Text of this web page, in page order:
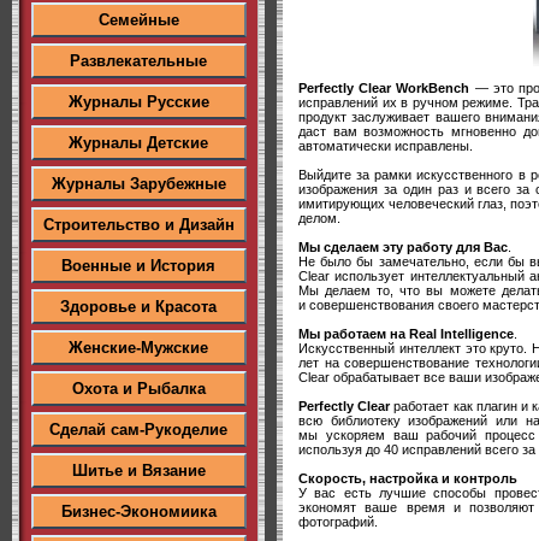
Семейные
Развлекательные
Журналы Русские
Журналы Детские
Журналы Зарубежные
Строительство и Дизайн
Военные и История
Здоровье и Красота
Женские-Мужские
Охота и Рыбалка
Сделай сам-Рукоделие
Шитье и Вязание
Бизнес-Экономиика
Perfectly Clear WorkBench — это
исправлений их в ручном режиме.
продукт заслуживает вашего
даст вам возможность мгновенно
автоматически исправлены.
Выйдите за рамки искусственного в
изображения за один раз и всего за
имитирующих человеческий глаз,
делом.
Мы сделаем эту работу для Вас
Не было бы замечательно, если бы
Clear использует интеллектуальный
Мы делаем то, что вы можете
и совершенствования своего
Мы работаем на Real Intelligence
Искусственный интеллект это
лет на совершенствование
Clear обрабатывает все ваши
Perfectly Clearработает как плагин и
всю библиотеку изображений или
мы ускоряем ваш рабочий процесс
используя до 40 исправлений всего
Скорость, настройка и контроль
У вас есть лучшие способы
экономят ваше время и позволяют
фотографий.